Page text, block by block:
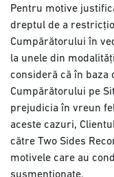
Pentru motive
dreptul de a
Cumpărătorului în
la unele din
consideră că în baza
Cumpărătorului pe
prejudicia în vreun
aceste cazuri,
către Two Sides
motivele care au